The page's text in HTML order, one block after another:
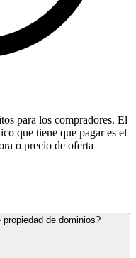
para los compradores. El
que tiene que pagar es el
o precio de oferta
de dominios?